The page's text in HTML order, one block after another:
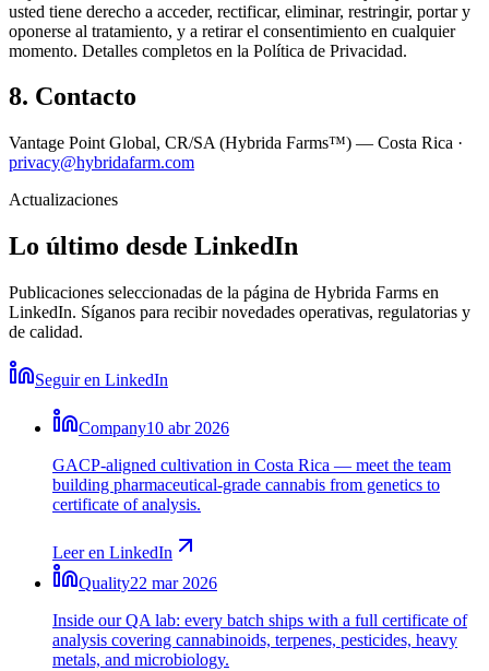
usted tiene derecho a acceder, rectificar, eliminar, restringir, portar y
oponerse al tratamiento, y a retirar el consentimiento en cualquier
momento. Detalles completos en la Política de Privacidad.
8. Contacto
Vantage Point Global, CR/SA (Hybrida Farms™) — Costa Rica ·
privacy@hybridafarm.com
Actualizaciones
Lo último desde LinkedIn
Publicaciones seleccionadas de la página de Hybrida Farms en
LinkedIn. Síganos para recibir novedades operativas, regulatorias y
de calidad.
Seguir en LinkedIn
Company10 abr 2026
GACP-aligned cultivation in Costa Rica — meet the team
building pharmaceutical-grade cannabis from genetics to
certificate of analysis.
Leer en LinkedIn
Quality22 mar 2026
Inside our QA lab: every batch ships with a full certificate of
analysis covering cannabinoids, terpenes, pesticides, heavy
metals, and microbiology.